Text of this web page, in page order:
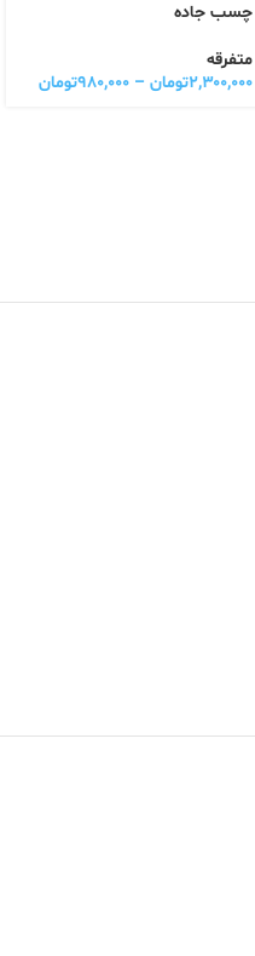
چسب جاده
متفرقه
۲,۳۰۰,۰۰۰تومان – ۹۸۰,۰۰۰تومان